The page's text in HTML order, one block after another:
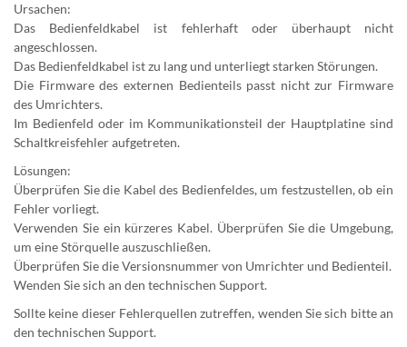
Ursachen:
Das Bedienfeldkabel ist fehlerhaft oder überhaupt nicht
angeschlossen.
Das Bedienfeldkabel ist zu lang und unterliegt starken Störungen.
Die Firmware des externen Bedienteils passt nicht zur Firmware
des Umrichters.
Im Bedienfeld oder im Kommunikationsteil der Hauptplatine sind
Schaltkreisfehler aufgetreten.
Lösungen:
Überprüfen Sie die Kabel des Bedienfeldes, um festzustellen, ob ein
Fehler vorliegt.
Verwenden Sie ein kürzeres Kabel. Überprüfen Sie die Umgebung,
um eine Störquelle auszuschließen.
Überprüfen Sie die Versionsnummer von Umrichter und Bedienteil.
Wenden Sie sich an den technischen Support.
Sollte keine dieser Fehlerquellen zutreffen, wenden Sie sich bitte an
den technischen Support.